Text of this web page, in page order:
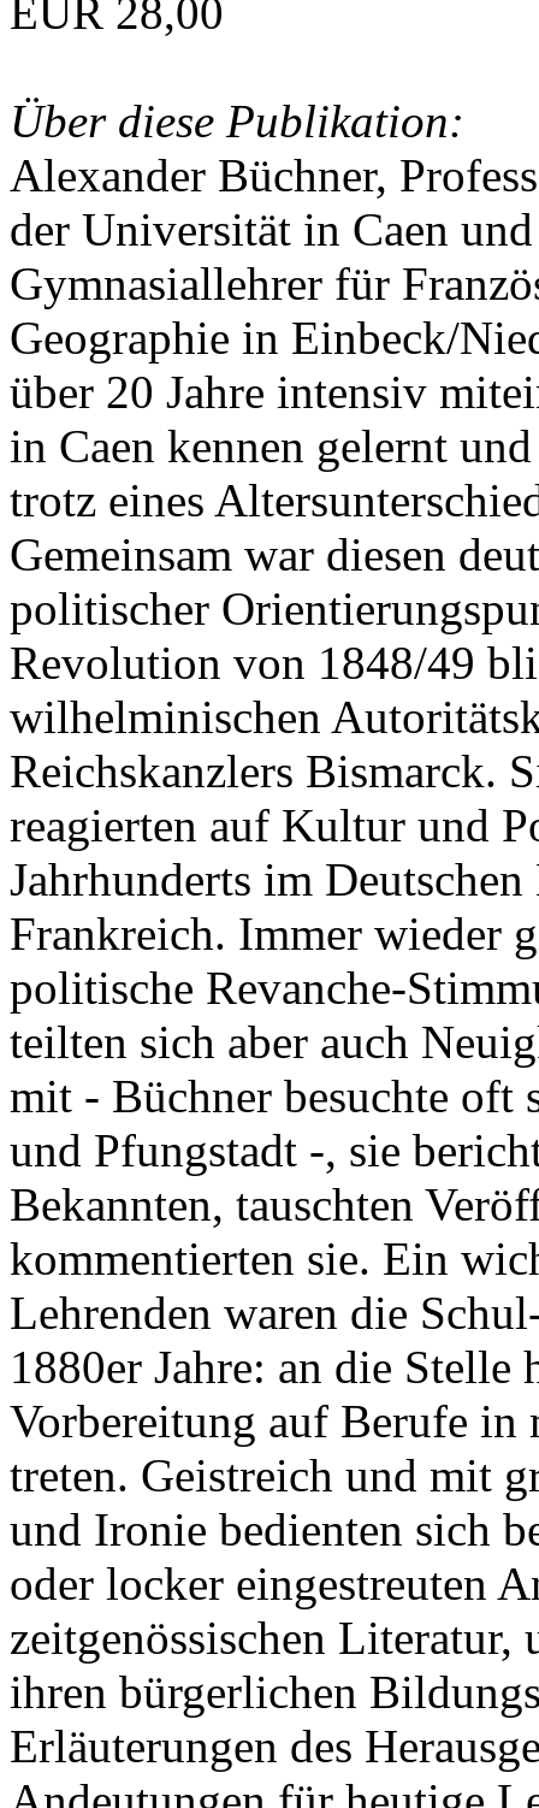
EUR 28,00
Über diese Publikation:
Alexander Büchner,
der Universität in Caen
Gymnasiallehrer für
Geographie in Einbeck/
über 20 Jahre intensiv
in Caen kennen gelernt
trotz eines
Gemeinsam war diesen
politischer
Revolution von 1848/49
wilhelminischen
Reichskanzlers Bismarck.
reagierten auf Kultur und
Jahrhunderts im
Frankreich. Immer wieder
politische Revanche-
teilten sich aber auch
mit - Büchner besuchte oft
und Pfungstadt -, sie
Bekannten, tauschten
kommentierten sie. Ein
Lehrenden waren die
1880er Jahre: an die
Vorbereitung auf Berufe in
treten. Geistreich und mit
und Ironie bedienten sich
oder locker eingestreuten
zeitgenössischen
ihren bürgerlichen
Erläuterungen des